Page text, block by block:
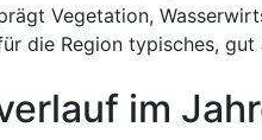
Vegetation,
die Region typisches,
im